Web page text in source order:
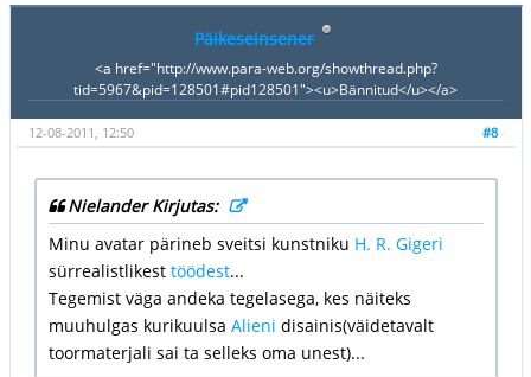
Päikeseinsener
<a href="http://www.para-web.org/showthread.php?
tid=5967&pid=128501#pid128501"><u>Bännitud</u></a>
#8
12-08-2011, 12:50
Nielander Kirjutas:
Minu avatar pärineb sveitsi kunstniku H. R. Gigeri
sürrealistlikest töödest...
Tegemist väga andeka tegelasega, kes näiteks
muuhulgas kurikuulsa Alieni disainis(väidetavalt
toormaterjali sai ta selleks oma unest)...